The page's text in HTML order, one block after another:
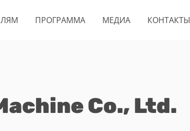
ПРОГРАММА МЕДИА КОНТАКТЫ
Co., Ltd.